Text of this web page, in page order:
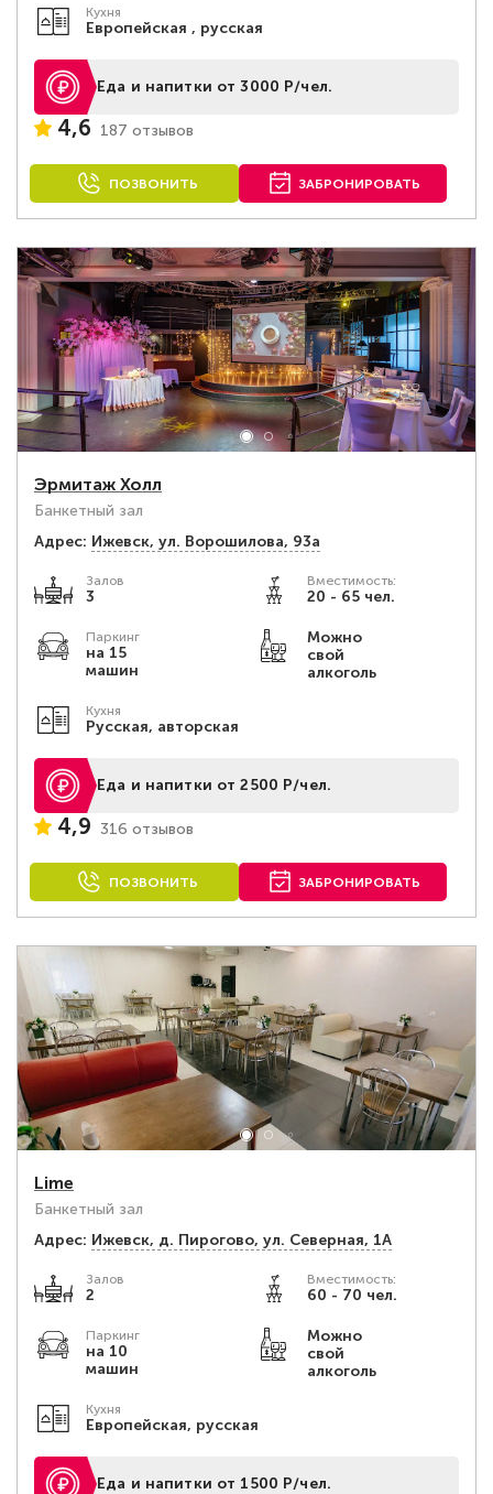
Кухня
Европейская , русская
Еда и напитки от 3000 Р/чел.
4,6 187 отзывов
ПОЗВОНИТЬ ЗАБРОНИРОВАТЬ
Эрмитаж Холл
Банкетный зал
Адрес: Ижевск, ул. Ворошилова, 93а
Залов
3
Вместимость:
20 - 65 чел.
Паркинг
на 15
машин
Можно
свой
алкоголь
Кухня
Русская, авторская
Еда и напитки от 2500 Р/чел.
4,9 316 отзывов
ПОЗВОНИТЬ ЗАБРОНИРОВАТЬ
Lime
Банкетный зал
Адрес: Ижевск, д. Пирогово, ул. Северная, 1А
Залов
2
Вместимость:
60 - 70 чел.
Паркинг
на 10
машин
Можно
свой
алкоголь
Кухня
Европейская, русская
Еда и напитки от 1500 Р/чел.